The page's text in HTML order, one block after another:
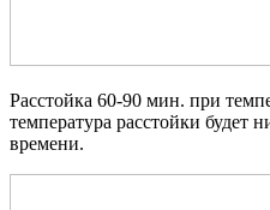
Расстойка 60-90 мин. при
температура расстойки будет
времени.